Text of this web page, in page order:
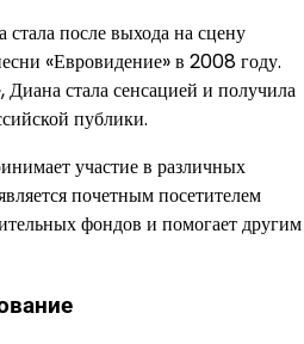
после выхода на сцену
«Евровидение» в 2008 году.
стала сенсацией и получила
публики.
участие в различных
почетным посетителем
фондов и помогает другим